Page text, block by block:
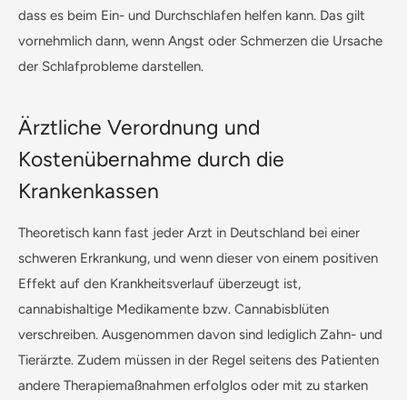
dass es beim Ein- und Durchschlafen helfen kann. Das gilt
vornehmlich dann, wenn Angst oder Schmerzen die Ursache
der Schlafprobleme darstellen.
Ärztliche Verordnung und
Kostenübernahme durch die
Krankenkassen
Theoretisch kann fast jeder Arzt in Deutschland bei einer
schweren Erkrankung, und wenn dieser von einem positiven
Effekt auf den Krankheitsverlauf überzeugt ist,
cannabishaltige Medikamente bzw. Cannabisblüten
verschreiben. Ausgenommen davon sind lediglich Zahn- und
Tierärzte. Zudem müssen in der Regel seitens des Patienten
andere Therapiemaßnahmen erfolglos oder mit zu starken